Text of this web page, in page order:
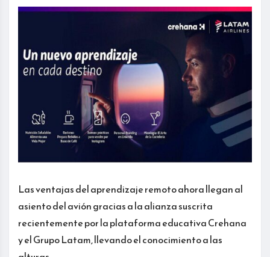
Las ventajas del aprendizaje remoto ahora llegan al
asiento del avión gracias a la alianza suscrita
recientemente por la plataforma educativa Crehana
y el Grupo Latam, llevando el conocimiento a las